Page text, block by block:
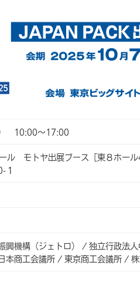
） 10:00～17:00
ル モトヤ出展ブース［東８ホール
１
興機構（ジェトロ） / 独立行政法
本商工会議所 / 東京商工会議所 /